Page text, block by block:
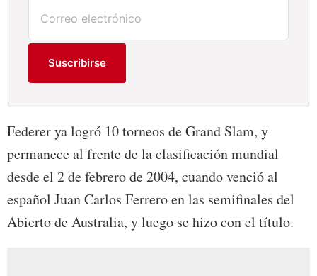
Suscribirse
Federer ya logró 10 torneos de Grand Slam, y
permanece al frente de la clasificación mundial
desde el 2 de febrero de 2004, cuando venció al
español Juan Carlos Ferrero en las semifinales del
Abierto de Australia, y luego se hizo con el título.